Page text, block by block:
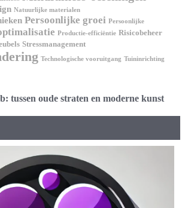
Natuurlijke materialen
Persoonlijke groei Persoonlijke
Productie-efficiëntie Risicobeheer
Stressmanagement
Technologische vooruitgang Tuininrichting
tussen oude straten en moderne kunst